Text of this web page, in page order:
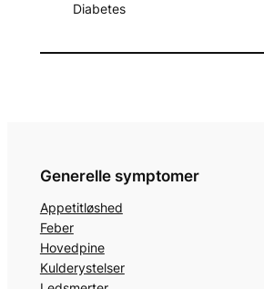
Diabetes
Generelle symptomer
Appetitløshed
Feber
Hovedpine
Kulderystelser